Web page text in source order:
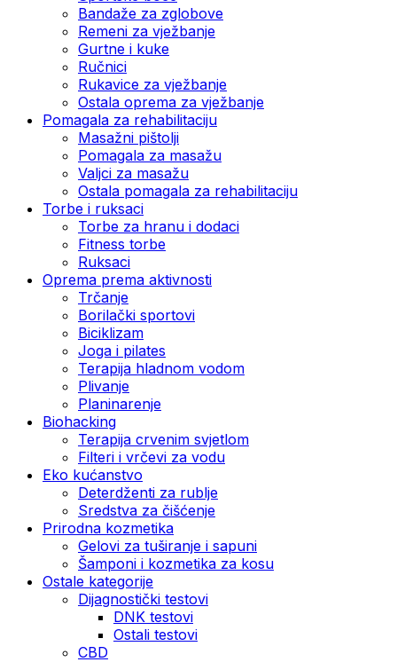
Bandaže za zglobove
Remeni za vježbanje
Gurtne i kuke
Ručnici
Rukavice za vježbanje
Ostala oprema za vježbanje
Pomagala za rehabilitaciju
Masažni pištolji
Pomagala za masažu
Valjci za masažu
Ostala pomagala za rehabilitaciju
Torbe i ruksaci
Torbe za hranu i dodaci
Fitness torbe
Ruksaci
Oprema prema aktivnosti
Trčanje
Borilački sportovi
Biciklizam
Joga i pilates
Terapija hladnom vodom
Plivanje
Planinarenje
Biohacking
Terapija crvenim svjetlom
Filteri i vrčevi za vodu
Eko kućanstvo
Deterdženti za rublje
Sredstva za čišćenje
Prirodna kozmetika
Gelovi za tuširanje i sapuni
Šamponi i kozmetika za kosu
Ostale kategorije
Dijagnostički testovi
DNK testovi
Ostali testovi
CBD